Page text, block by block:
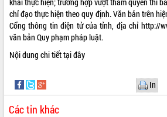
VIDEO
Không có file video nào để phát.
ALBUM ẢNH
chỉ đạo thực hiện theo quy định. Văn bản trên
Cổng thông tin điện tử của tỉnh, địa chỉ http://
văn bản Quy phạm pháp luật.
Nội dung chi tiếttại đây
In
Các tin khác